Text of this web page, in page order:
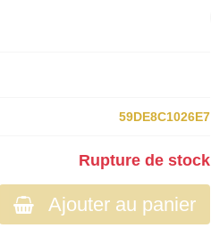
59DE8C1026E7
Rupture de stock
Ajouter au panier